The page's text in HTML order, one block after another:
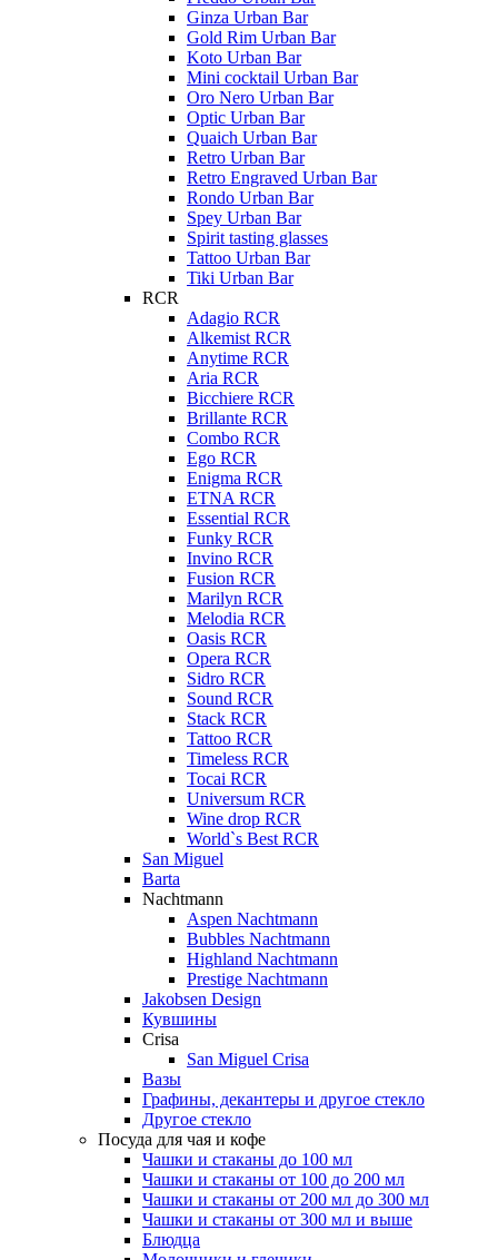
Ginza Urban Bar
Gold Rim Urban Bar
Koto Urban Bar
Mini cocktail Urban Bar
Oro Nero Urban Bar
Optic Urban Bar
Quaich Urban Bar
Retro Urban Bar
Retro Engraved Urban Bar
Rondo Urban Bar
Spey Urban Bar
Spirit tasting glasses
Tattoo Urban Bar
Tiki Urban Bar
RCR
Adagio RCR
Alkemist RCR
Anytime RCR
Aria RCR
Bicchiere RCR
Brillante RCR
Combo RCR
Ego RCR
Enigma RCR
ETNA RCR
Essential RCR
Funky RCR
Invino RCR
Fusion RCR
Marilyn RCR
Melodia RCR
Oasis RCR
Opera RCR
Sidro RCR
Sound RCR
Stack RCR
Tattoo RCR
Timeless RCR
Tocai RCR
Universum RCR
Wine drop RCR
World`s Best RCR
San Miguel
Barta
Nachtmann
Aspen Nachtmann
Bubbles Nachtmann
Highland Nachtmann
Prestige Nachtmann
Jakobsen Design
Кувшины
Crisa
San Miguel Crisa
Вазы
Графины, декантеры и другое стекло
Другое стекло
Посуда для чая и кофе
Чашки и стаканы до 100 мл
Чашки и стаканы от 100 до 200 мл
Чашки и стаканы от 200 мл до 300 мл
Чашки и стаканы от 300 мл и выше
Блюдца